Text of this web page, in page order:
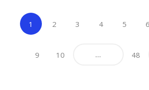
1 (current)
2 3 4 5 6
9 10 … 48